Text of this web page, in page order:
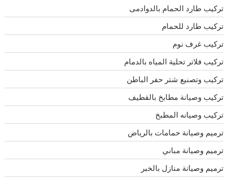
تركيب طارد الحمام بالدوادمى
تركيب طارد للحمام
تركيب غرف نوم
تركيب فلاتر تحلية المياه بالدمام
تركيب وتصنيع شتر حفر الباطن
تركيب وصيانة مطابخ بالقطيف
تركيب وصيانه المطبخ
ترميم وصيانة حمامات بالرياض
ترميم وصيانة مباني
ترميم وصيانة منازل بالخبر